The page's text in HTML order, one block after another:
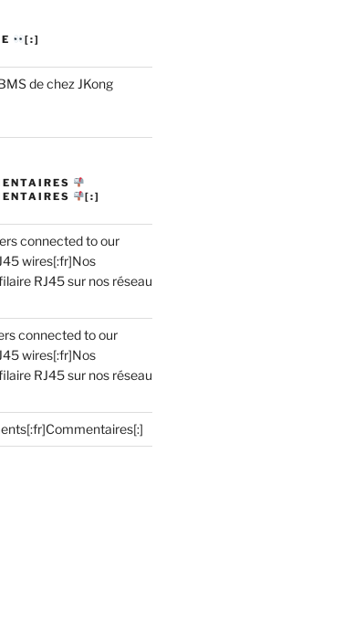
[:]
de chez JKong
[:]
connected to our
wires[:fr]Nos
RJ45 sur nos réseau
connected to our
wires[:fr]Nos
RJ45 sur nos réseau